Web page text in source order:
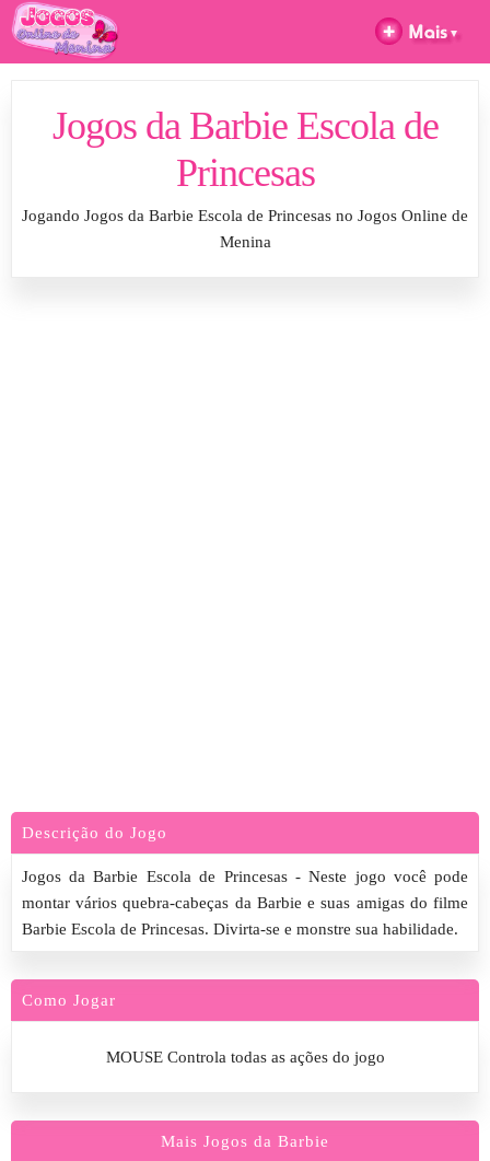
Jogos da Barbie Escola de
Princesas
Jogando Jogos da Barbie Escola de Princesas no Jogos Online de
Menina
Descrição do Jogo
Jogos da Barbie Escola de Princesas - Neste jogo você pode
montar vários quebra-cabeças da Barbie e suas amigas do filme
Barbie Escola de Princesas. Divirta-se e monstre sua habilidade.
Como Jogar
MOUSE Controla todas as ações do jogo
Mais Jogos da Barbie